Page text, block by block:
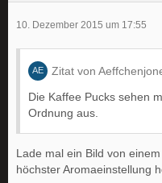
10. Dezember 2015 um 17:55
Zitat von
Die Kaffee Pucks sehen
Ordnung aus.
Lade mal ein Bild von
höchster Aromaeinstellung